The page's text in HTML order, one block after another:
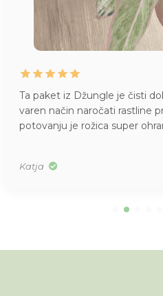
Ta paket iz Džungle je čisti
varen način naročati rastline
potovanju je rožica super
Katja